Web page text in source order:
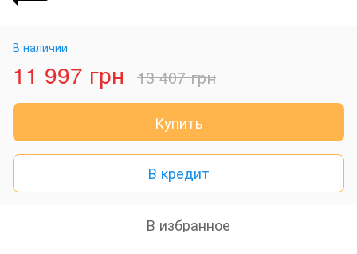
В наличии
11 997 грн 13 407 грн
Купить
В кредит
В избранное